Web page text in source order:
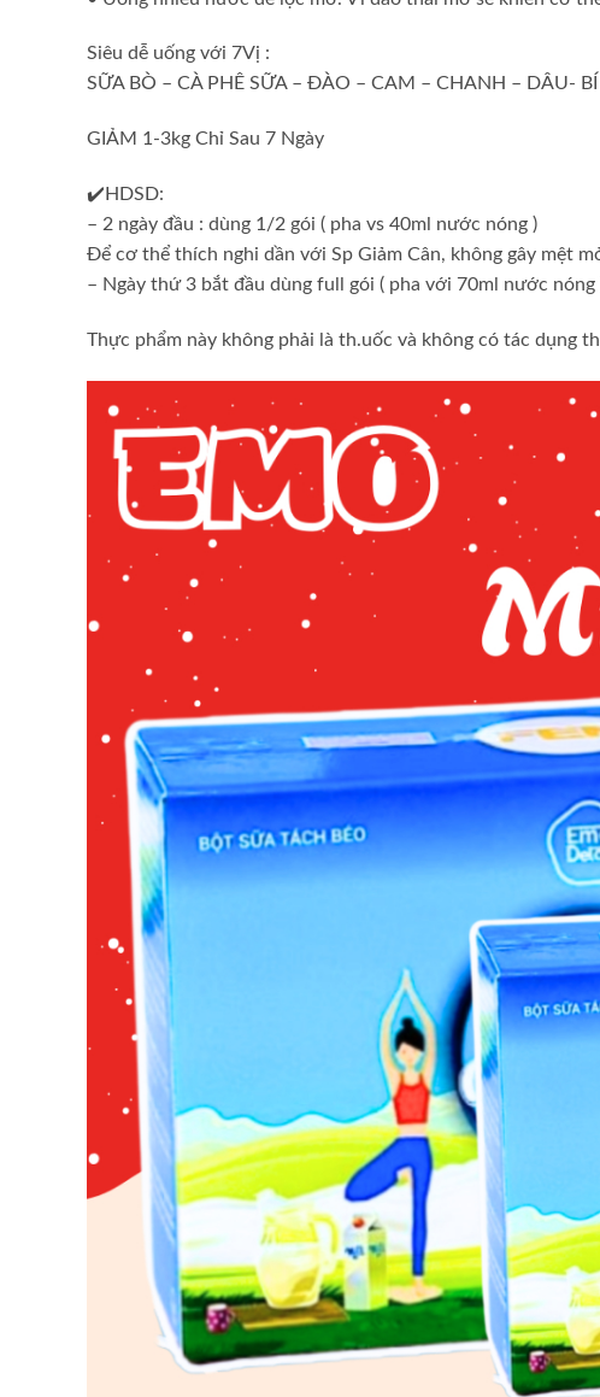
Siêu dễ uống với 7Vị :
SỮA BÒ – CÀ PHÊ SỮA – ĐÀO – CAM – CHANH – DÂU-
GIẢM 1-3kg Chỉ Sau 7 Ngày
✔️HDSD:
– 2 ngày đầu : dùng 1/2 gói ( pha vs 40ml nước nóng )
Để cơ thể thích nghi dần với Sp Giảm Cân, không gây mệt
– Ngày thứ 3 bắt đầu dùng full gói ( pha với 70ml nước nóng
Thực phẩm này không phải là th.uốc và không có tác dụng